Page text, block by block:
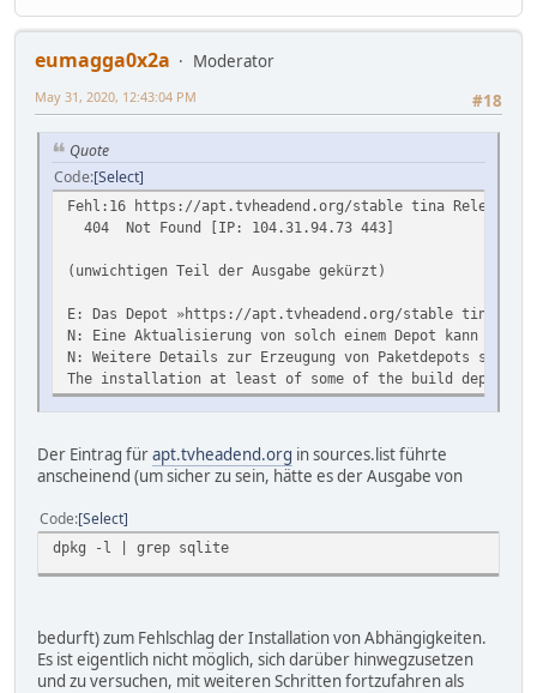
eumagga0x2a
Moderator
#18
May 31, 2020, 12:43:04 PM
Quote
Code Select
Fehl:16 https://
404 Not Found [IP: 104.31.94.73 443]
(unwichtigen Teil der Ausgabe gekürzt)
E: Das Depot »https://apt.tvheadend.org/stable tina
N: Eine Aktualisierung von solch einem Depot kann
N: Weitere Details zur Erzeugung von Paketdepots
The installation at least of some of the build
Der Eintrag fürapt.tvheadend.org in sources.list führte
anscheinend (um sicher zu sein, hätte es der Ausgabe von
Code Select
dpkg -l | grep sqlite
bedurft) zum Fehlschlag der Installation von Abhängigkeiten.
Es ist eigentlich nicht möglich, sich darüber hinwegzusetzen
und zu versuchen, mit weiteren Schritten fortzufahren als